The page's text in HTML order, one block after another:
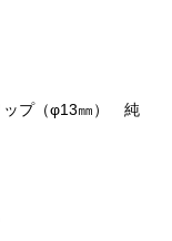
ップ（φ13㎜） 純